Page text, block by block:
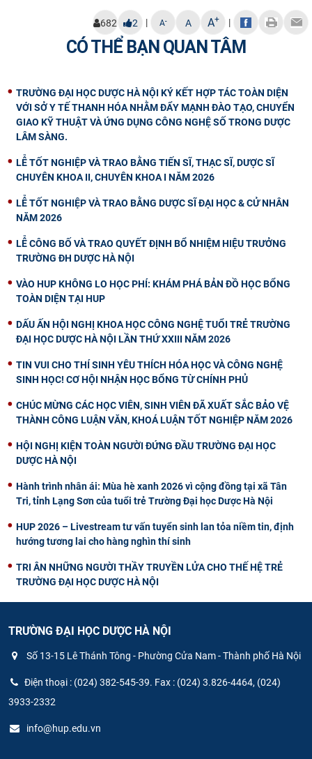
682 2 | A- A A+ |
CÓ THỂ BẠN QUAN TÂM
TRƯỜNG ĐẠI HỌC DƯỢC HÀ NỘI KÝ KẾT HỢP TÁC TOÀN DIỆN
VỚI SỞ Y TẾ THANH HÓA NHẰM ĐẨY MẠNH ĐÀO TẠO, CHUYỂN
GIAO KỸ THUẬT VÀ ỨNG DỤNG CÔNG NGHỆ SỐ TRONG DƯỢC
LÂM SÀNG.
LỄ TỐT NGHIỆP VÀ TRAO BẰNG TIẾN SĨ, THẠC SĨ, DƯỢC SĨ
CHUYÊN KHOA II, CHUYÊN KHOA I NĂM 2026
LỄ TỐT NGHIỆP VÀ TRAO BẰNG DƯỢC SĨ ĐẠI HỌC & CỬ NHÂN
NĂM 2026
LỄ CÔNG BỐ VÀ TRAO QUYẾT ĐỊNH BỔ NHIỆM HIỆU TRƯỞNG
TRƯỜNG ĐH DƯỢC HÀ NỘI
VÀO HUP KHÔNG LO HỌC PHÍ: KHÁM PHÁ BẢN ĐỒ HỌC BỔNG
TOÀN DIỆN TẠI HUP
DẤU ẤN HỘI NGHỊ KHOA HỌC CÔNG NGHỆ TUỔI TRẺ TRƯỜNG
ĐẠI HỌC DƯỢC HÀ NỘI LẦN THỨ XXIII NĂM 2026
TIN VUI CHO THÍ SINH YÊU THÍCH HÓA HỌC VÀ CÔNG NGHỆ
SINH HỌC! CƠ HỘI NHẬN HỌC BỔNG TỪ CHÍNH PHỦ
CHÚC MỪNG CÁC HỌC VIÊN, SINH VIÊN ĐÃ XUẤT SẮC BẢO VỆ
THÀNH CÔNG LUẬN VĂN, KHOÁ LUẬN TỐT NGHIỆP NĂM 2026
HỘI NGHỊ KIỆN TOÀN NGƯỜI ĐỨNG ĐẦU TRƯỜNG ĐẠI HỌC
DƯỢC HÀ NỘI
Hành trình nhân ái: Mùa hè xanh 2026 vì cộng đồng tại xã Tân
Tri, tỉnh Lạng Sơn của tuổi trẻ Trường Đại học Dược Hà Nội
HUP 2026 – Livestream tư vấn tuyển sinh lan tỏa niềm tin, định
hướng tương lai cho hàng nghìn thí sinh
TRI ÂN NHỮNG NGƯỜI THẦY TRUYỀN LỬA CHO THẾ HỆ TRẺ
TRƯỜNG ĐẠI HỌC DƯỢC HÀ NỘI
TRƯỜNG ĐẠI HỌC DƯỢC HÀ NỘI
Số 13-15 Lê Thánh Tông - Phường Cửa Nam - Thành phố Hà Nội
Điện thoại : (024) 382-545-39. Fax : (024) 3.826-4464, (024)
3933-2332
info@hup.edu.vn